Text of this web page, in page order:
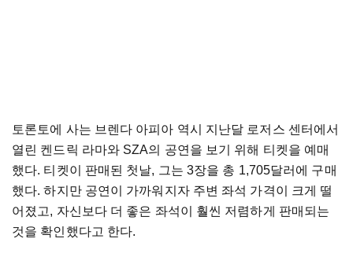
토론토에 사는 브렌다 아피아 역시 지난달 로저스 센터에서
열린 켄드릭 라마와 SZA의 공연을 보기 위해 티켓을 예매
했다. 티켓이 판매된 첫날, 그는 3장을 총 1,705달러에 구매
했다. 하지만 공연이 가까워지자 주변 좌석 가격이 크게 떨
어졌고, 자신보다 더 좋은 좌석이 훨씬 저렴하게 판매되는
것을 확인했다고 한다.